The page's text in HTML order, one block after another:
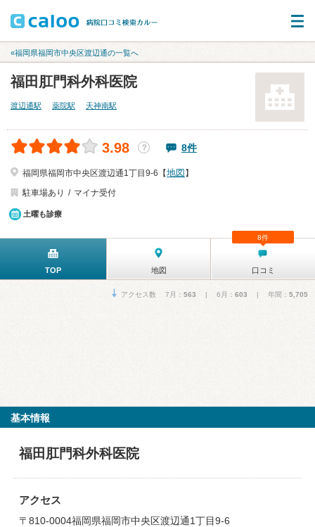
«福岡県福岡市中央区渡辺通の一覧へ
福田肛門科外科医院
渡辺通駅 薬院駅 天神南駅
3.98 ？ 8件
福岡県福岡市中央区渡辺通1丁目9-6【地図 】
駐車場あり
マイナ受付
土曜も診療
TOP 地図 口コミ
8件
アクセス数 7月： 563 | 6月： 603 | 年間： 5,705
基本情報
福田肛門科外科医院
アクセス
〒810-0004福岡県福岡市中央区渡辺通1丁目9-6